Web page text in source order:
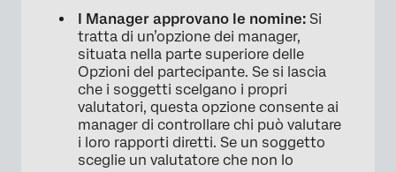
I Manager approvano le nomine: Si
tratta di un’opzione dei manager,
situata nella parte superiore delle
Opzioni del partecipante. Se si lascia
che i soggetti scelgano i propri
valutatori, questa opzione consente ai
manager di controllare chi può valutare
i loro rapporti diretti. Se un soggetto
sceglie un valutatore che non lo